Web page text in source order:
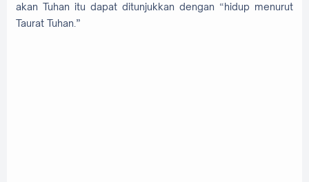
akan Tuhan itu dapat ditunjukkan dengan “hidup menurut
Taurat Tuhan.”